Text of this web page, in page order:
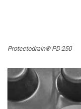
Protectodrain® PD 250